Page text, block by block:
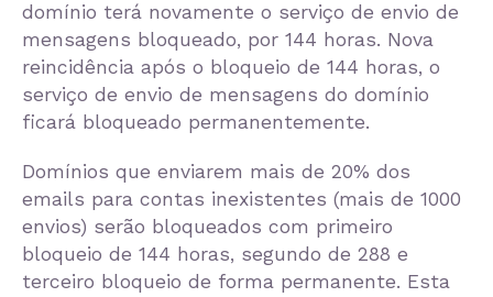
domínio terá novamente o serviço de envio de
mensagens bloqueado, por 144 horas. Nova
reincidência após o bloqueio de 144 horas, o
serviço de envio de mensagens do domínio
ficará bloqueado permanentemente.
Domínios que enviarem mais de 20% dos
emails para contas inexistentes (mais de 1000
envios) serão bloqueados com primeiro
bloqueio de 144 horas, segundo de 288 e
terceiro bloqueio de forma permanente. Esta